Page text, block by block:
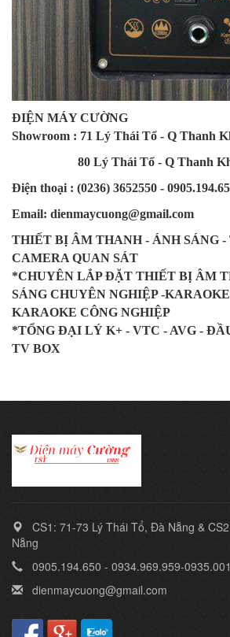
ĐIỆN MÁY CƯỜNG
Showroom : 71 Lý Thái Tổ - Q Thanh
80 Lý Thái Tổ - Q Thanh Khê
Điện thoại : (0236) 3652550 -
Email: dienmaycuong@gmail.com
THIẾT BỊ ÂM THANH - ÁNH SÁNG
CAMERA QUAN SÁT
*CHUYÊN LẮP ĐẶT THIẾT BỊ ÂM
SÁNG CHUYÊN NGHIỆP -
KARAOKE CÔNG NGHIỆP
*TỔNG ĐẠI LÝ K+ - VTC - AVG -
TV BOX
CS1: 71-73 Lý Thái Tổ, Đà Nẵng &
Nẵng
0905.194.650 - 0934.969.959-
dienmaycuong@gmail.com